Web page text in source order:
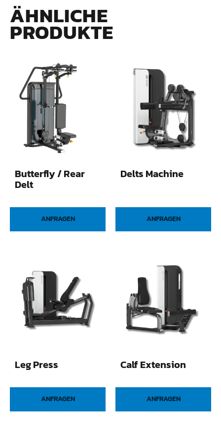
ÄHNLICHE
PRODUKTE
Butterfly / Rear
Delt
ANFRAGEN
Delts Machine
ANFRAGEN
Leg Press
ANFRAGEN
Calf Extension
ANFRAGEN